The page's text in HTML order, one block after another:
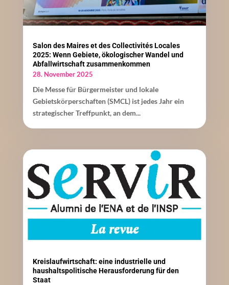
Salon des Maires et des Collectivités Locales
2025: Wenn Gebiete, ökologischer Wandel und
Abfallwirtschaft zusammenkommen
28. November 2025
Die Messe für Bürgermeister und lokale
Gebietskörperschaften (SMCL) ist jedes Jahr ein
strategischer Treffpunkt, an dem...
Kreislaufwirtschaft: eine industrielle und
haushaltspolitische Herausforderung für den
Staat